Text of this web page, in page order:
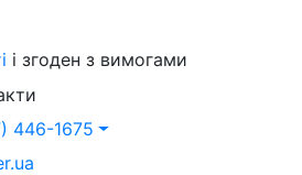
і згоден з вимогами
446-1675